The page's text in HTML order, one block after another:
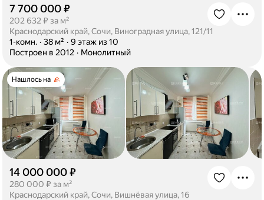
7 700 000 ₽
202 632 ₽ за м²
Краснодарский край, Сочи, Виноградная улица, 121/11
1-комн. · 38 м² · 9 этаж из 10
Построен в 2012 · Монолитный
Нашлось на
14 000 000 ₽
280 000 ₽ за м²
Краснодарский край, Сочи, Вишнёвая улица, 16